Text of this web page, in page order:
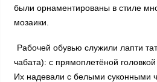
были орнаментированы в стиле
мозаики.
Рабочей обувью служили лапти
чабата): с прямоплетёной
Их надевали с белыми суконными